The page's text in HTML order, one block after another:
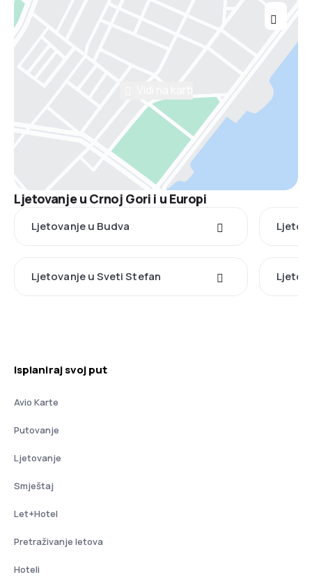
Ljetovanje u Crnoj Gori i u Europi
Ljetovanje u Budva
Ljetovanje u Sveti Stefan
Isplaniraj svoj put
Avio Karte
Putovanje
Ljetovanje
Smještaj
Let+Hotel
Pretraživanje letova
Hoteli